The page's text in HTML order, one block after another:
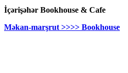
İçərişəhər Bookhouse & Cafe
Məkan-marşrut >>>> Bookhouse